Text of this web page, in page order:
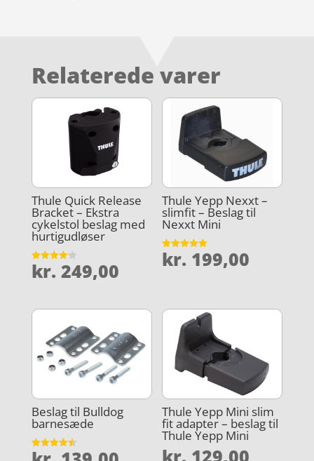
Relaterede varer
Thule Quick Release
Bracket – Ekstra
cykelstol beslag med
hurtigudløser
Vurderet
4.2
kr. 249,00
Thule Yepp Nexxt –
slimfit – Beslag til
Nexxt Mini
Vurderet
4.9
kr. 199,00
Beslag til Bulldog
barnesæde
Vurderet
Thule Yepp Mini slim
fit adapter – beslag til
Thule Yepp Mini